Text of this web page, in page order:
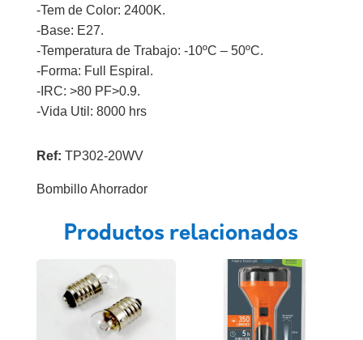
-Tem de Color: 2400K.
-Base: E27.
-Temperatura de Trabajo: -10ºC – 50ºC.
-Forma: Full Espiral.
-IRC: >80 PF>0.9.
-Vida Util: 8000 hrs
Ref: TP302-20WV
Bombillo Ahorrador
Productos relacionados